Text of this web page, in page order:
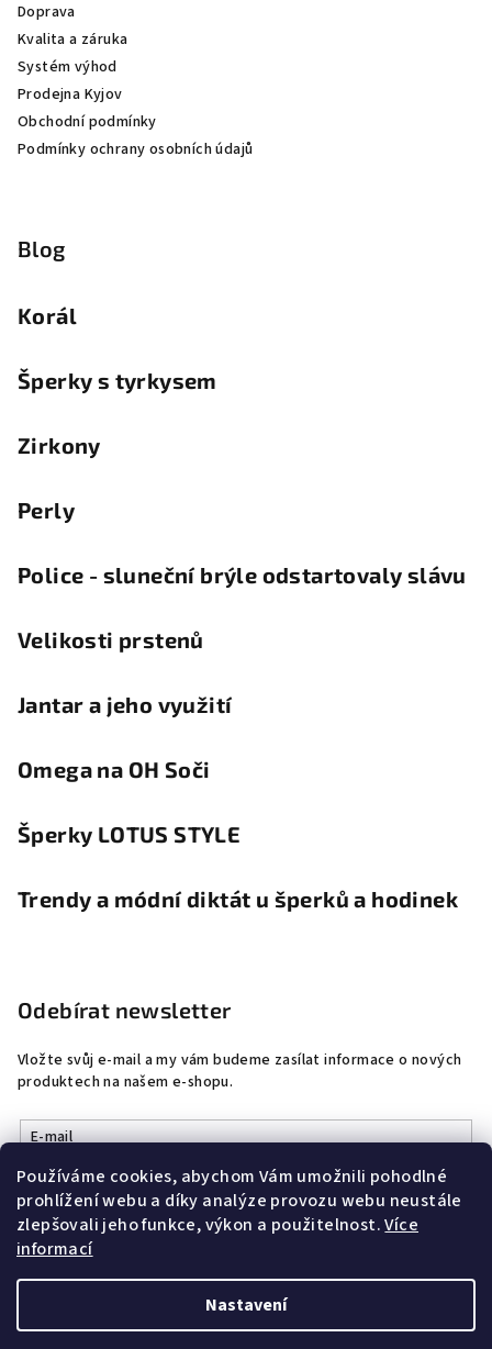
Používáme cookies, abychom Vám umožnili pohodlné
prohlížení webu a díky analýze provozu webu neustále
zlepšovali jeho funkce, výkon a použitelnost.Více
informací
Nastavení
Doprava
Kvalita a záruka
Systém výhod
Prodejna Kyjov
Obchodní podmínky
Podmínky ochrany osobních údajů
Blog
Korál
Šperky s tyrkysem
Zirkony
Perly
Police - sluneční brýle odstartovaly slávu
Velikosti prstenů
Jantar a jeho využití
Omega na OH Soči
Šperky LOTUS STYLE
Trendy a módní diktát u šperků a hodinek
Odebírat newsletter
Vložte svůj e-mail a my vám budeme zasílat informace o nových
produktech na našem e-shopu.
E-mail
Vložením e-mailu souhlasíte spodmínkami ochrany osobních
údajů
Přihlásit se